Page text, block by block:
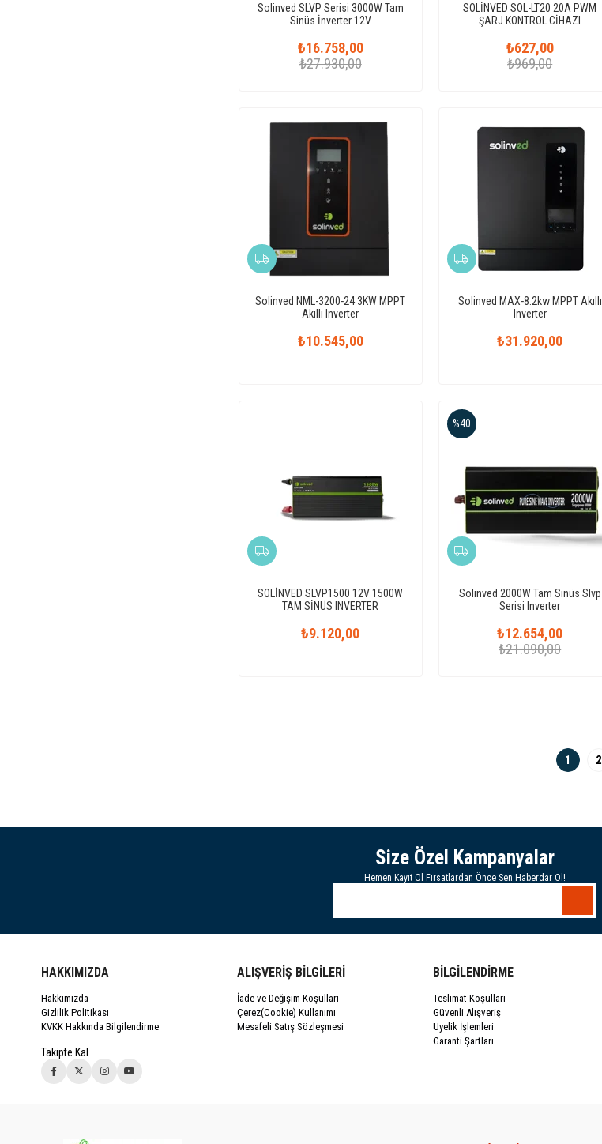
Solinved SLVP Serisi 3000W Tam
Sinüs İnverter 12V
₺16.758,00
₺27.930,00
SOLİNVED SOL-LT20 20A PWM
ŞARJ KONTROL CİHAZI
₺627,00
₺969,00
Solinved NML-3200-24 3KW MPPT
Akıllı Inverter
₺10.545,00
Solinved MAX-8.2kw MPPT Akıllı
Inverter
₺31.920,00
SOLİNVED SLVP1500 12V 1500W
TAM SİNÜS INVERTER
₺9.120,00
Solinved 2000W Tam Sinüs Slvp
Serisi Inverter
₺12.654,00
₺21.090,00
%40
1 2
Size Özel Kampanyalar
Hemen Kayıt Ol Fırsatlardan Önce Sen Haberdar Ol!
HAKKIMIZDA
Hakkımızda
Gizlilik Politikası
KVKK Hakkında Bilgilendirme
Takipte Kal
ALIŞVERİŞ BİLGİLERİ
İade ve Değişim Koşulları
Çerez(Cookie) Kullanımı
Mesafeli Satış Sözleşmesi
BİLGİLENDİRME
Teslimat Koşulları
Güvenli Alışveriş
Üyelik İşlemleri
Garanti Şartları